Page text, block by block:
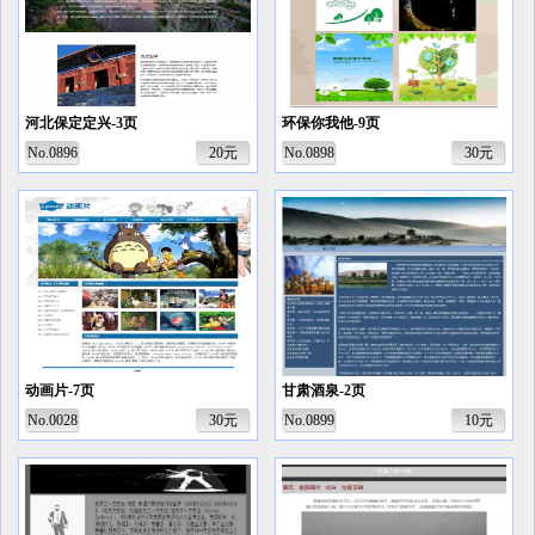
河北保定定兴-3页
No.0896
20元
环保你我他-9页
No.0898
30元
动画片-7页
No.0028
30元
甘肃酒泉-2页
No.0899
10元